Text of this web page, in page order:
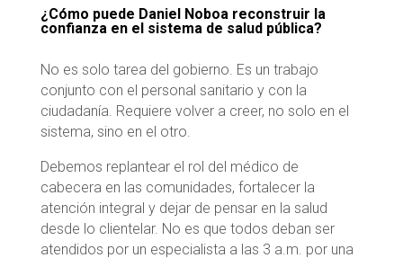
¿Cómo puede Daniel Noboa reconstruir la
confianza en el sistema de salud pública?
No es solo tarea del gobierno. Es un trabajo
conjunto con el personal sanitario y con la
ciudadanía. Requiere volver a creer, no solo en el
sistema, sino en el otro.
Debemos replantear el rol del médico de
cabecera en las comunidades, fortalecer la
atención integral y dejar de pensar en la salud
desde lo clientelar. No es que todos deban ser
atendidos por un especialista a las 3 a.m. por una